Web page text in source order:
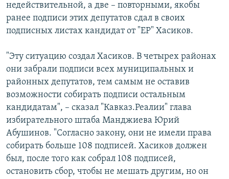
недействительной, а две – повторными, якобы
ранее подписи этих депутатов сдал в своих
подписных листах кандидат от "ЕР" Хасиков.
"Эту ситуацию создал Хасиков. В четырех районах
они забрали подписи всех муниципальных и
районных депутатов, тем самым не оставив
возможности собирать подписи остальным
кандидатам", – сказал "Кавказ.Реалии" глава
избирательного штаба Манджиева Юрий
Абушинов. "Согласно закону, они не имели права
собирать больше 108 подписей. Хасиков должен
был, после того как собрал 108 подписей,
остановить сбор, чтобы не мешать другим, но он